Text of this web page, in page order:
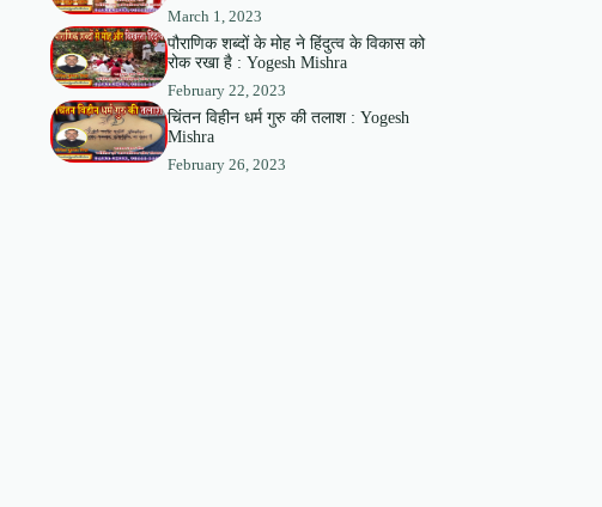
March 1, 2023
पौराणिक शब्दों के मोह ने हिंदुत्व के विकास को
रोक रखा है : Yogesh Mishra
February 22, 2023
चिंतन विहीन धर्म गुरु की तलाश : Yogesh
Mishra
February 26, 2023